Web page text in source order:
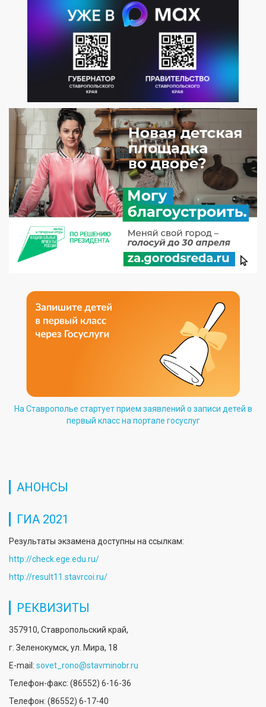
На Ставрополье стартует прием заявлений о записи детей в
первый класс на портале госуслуг
АНОНСЫ
ГИА 2021
Результаты экзамена доступны на ссылкам:
http://check.ege.edu.ru/
http://result11.stavrcoi.ru/
РЕКВИЗИТЫ
357910, Ставропольский край,
г. Зеленокумск, ул. Мира, 18
E-mail: sovet_rono@stavminobr.ru
Телефон-факс: (86552) 6-16-36
Телефон: (86552) 6-17-40